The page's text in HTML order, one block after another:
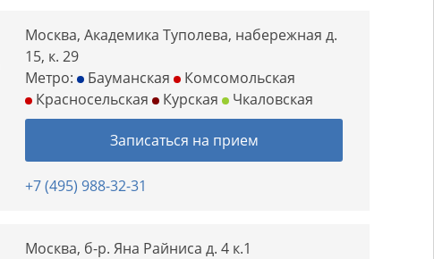
Москва, Академика Туполева, набережная д.
15, к. 29
Метро:
Бауманская
Комсомольская
Красносельская
Курская Чкаловская
Записаться на прием
+7 (495) 988-32-31
Москва, б-р. Яна Райниса д. 4 к.1